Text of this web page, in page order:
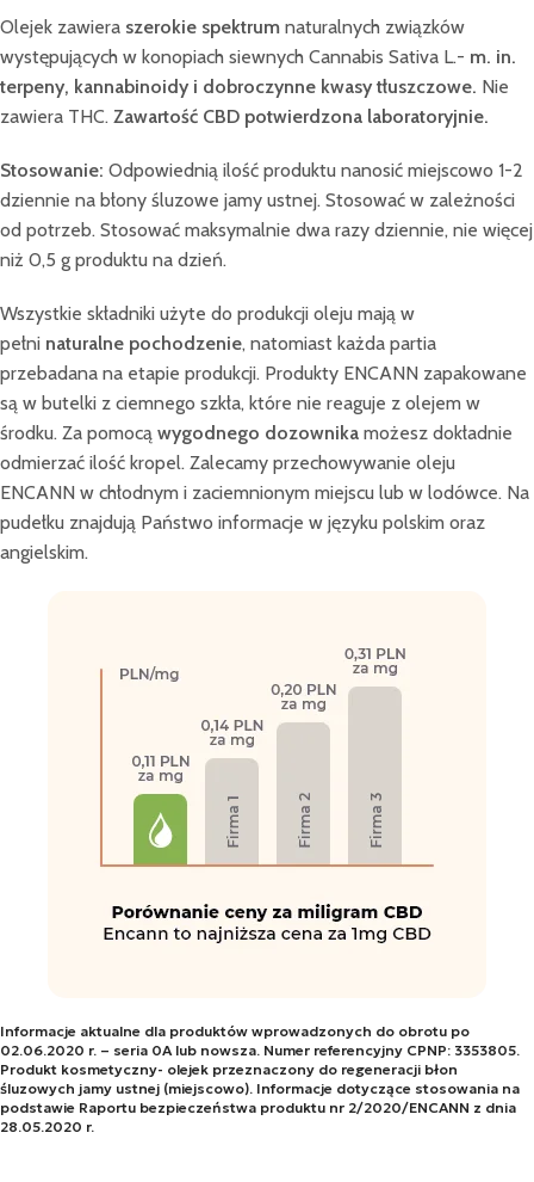
Olejek zawiera szerokie spektrum naturalnych związków
występujących w konopiach siewnych Cannabis Sativa L.- m. in.
terpeny, kannabinoidy i dobroczynne kwasy tłuszczowe. Nie
zawiera THC. Zawartość CBD potwierdzona laboratoryjnie.
Stosowanie: Odpowiednią ilość produktu nanosić miejscowo 1-2
dziennie na błony śluzowe jamy ustnej. Stosować w zależności
od potrzeb. Stosować maksymalnie dwa razy dziennie, nie więcej
niż 0,5 g produktu na dzień.
Wszystkie składniki użyte do produkcji oleju mają w
pełni naturalne pochodzenie, natomiast każda partia
przebadana na etapie produkcji. Produkty ENCANN zapakowane
są w butelki z ciemnego szkła, które nie reaguje z olejem w
środku. Za pomocą wygodnego dozownika możesz dokładnie
odmierzać ilość kropel. Zalecamy przechowywanie oleju
ENCANN w chłodnym i zaciemnionym miejscu lub w lodówce. Na
pudełku znajdują Państwo informacje w języku polskim oraz
angielskim.
Informacje aktualne dla produktów wprowadzonych do obrotu po
02.06.2020 r. – seria 0A lub nowsza. Numer referencyjny CPNP: 3353805.
Produkt kosmetyczny- olejek przeznaczony do regeneracji błon
śluzowych jamy ustnej (miejscowo). Informacje dotyczące stosowania na
podstawie Raportu bezpieczeństwa produktu nr 2/2020/ENCANN z dnia
28.05.2020 r.